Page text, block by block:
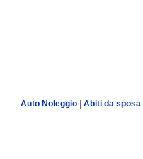
Auto Noleggio| Abiti da sposa|